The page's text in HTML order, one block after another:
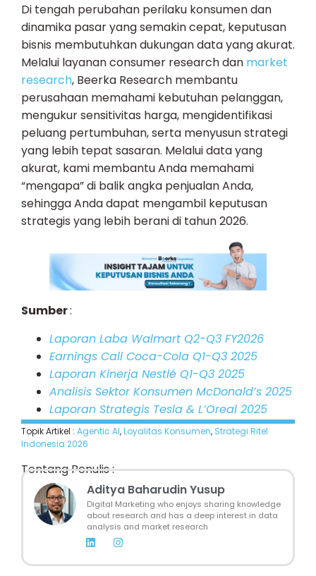
Di tengah perubahan perilaku konsumen dan
dinamika pasar yang semakin cepat, keputusan
bisnis membutuhkan dukungan data yang akurat.
Melalui layanan consumer research dan market
research, Beerka Research membantu
perusahaan memahami kebutuhan pelanggan,
mengukur sensitivitas harga, mengidentifikasi
peluang pertumbuhan, serta menyusun strategi
yang lebih tepat sasaran. Melalui data yang
akurat, kami membantu Anda memahami
“mengapa” di balik angka penjualan Anda,
sehingga Anda dapat mengambil keputusan
strategis yang lebih berani di tahun 2026.
Sumber:
Laporan Laba Walmart Q2-Q3 FY2026
Earnings Call Coca-Cola Q1-Q3 2025
Laporan Kinerja Nestlé Q1-Q3 2025
Analisis Sektor Konsumen McDonald’s 2025
Laporan Strategis Tesla & L’Oreal 2025
Topik Artikel : Agentic AI,Loyalitas Konsumen, Strategi Ritel
Indonesia 2026
Tentang Penulis :
Aditya Baharudin Yusup
Digital Marketing who enjoys sharing knowledge
about research and has a deep interest in data
analysis and market research